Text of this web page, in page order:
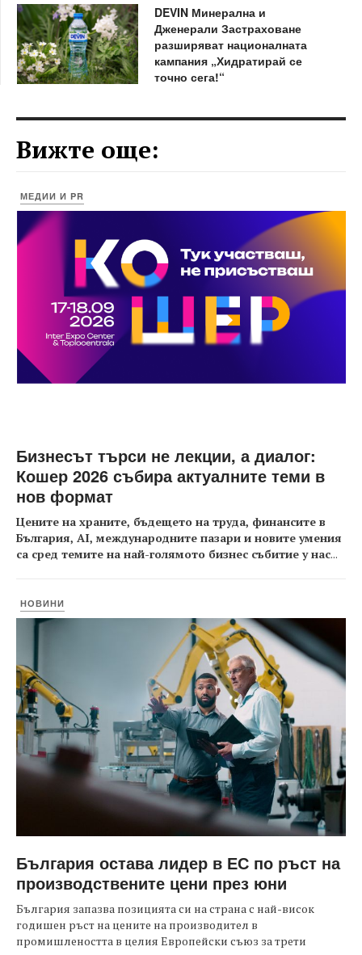
DEVIN Минерална и
Дженерали Застраховане
разширяват националната
кампания „Хидратирай се
точно сега!“
Вижте още:
МЕДИИ И PR
Бизнесът търси не лекции, а диалог:
Кошер 2026 събира актуалните теми в
нов формат
Цените на храните, бъдещето на труда, финансите в
България, AI, международните пазари и новите умения
са сред темите на най-голямото бизнес събитие у нас...
НОВИНИ
България остава лидер в ЕС по ръст на
производствените цени през юни
България запазва позицията си на страна с най-висок
годишен ръст на цените на производител в
промишлеността в целия Европейски съюз за трети